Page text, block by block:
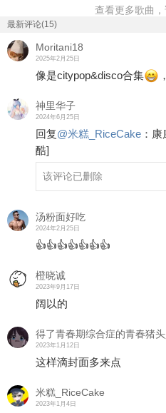
查看更多歌曲
最新评论(15)
Moritani18
2025年2月25日
像是citypop&disco合集
神里华子
2024年6月25日
回复@米糕_RiceCake ： 康
酷]
该评论已删除
汤粉面好吃
2024年2月25日
👍👍👍👍👍👍👍
橙晓诚
2023年9月17日
阔以的
得了青春期综合症的青春猪
2023年1月12日
这样滴封面多来点
米糕_RiceCake
2023年1月4日